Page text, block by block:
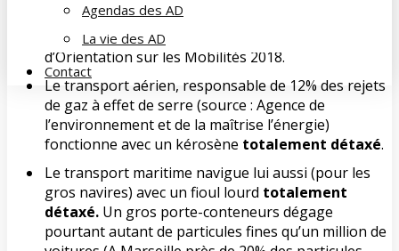
Agendas des AD
La vie des AD
Contact
à toute forme de nouvelle taxe
la vignette « poids lourds » a été inscrite dans la Loi
d’Orientation sur les Mobilités 2018.
Le transport aérien, responsable de 12% des rejets
de gaz à effet de serre (source : Agence de
l’environnement et de la maîtrise l’énergie)
fonctionne avec un kérosène totalement détaxé.
Le transport maritime navigue lui aussi (pour les
gros navires) avec un fioul lourd totalement
détaxé. Un gros porte-conteneurs dégage
pourtant autant de particules fines qu’un million de